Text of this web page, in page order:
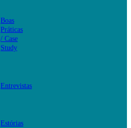
Boas
Práticas
/ Case
Study
Entrevistas
Estórias